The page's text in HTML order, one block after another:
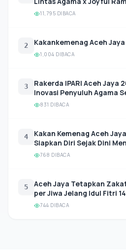
Zakat kepada Mustahik
11,795 DIBACA
2 Kakankemenag Aceh
1,004 DIBACA
3
Rakerda IPARI Aceh Jaya
Inovasi Penyuluh Agama
Perubahan Sosial dan
831 DIBACA
4
Kakan Kemenag Aceh
Siapkan Diri Sejak Dini
Depan
768 DIBACA
5
Aceh Jaya Tetapkan
per Jiwa Jelang Idul Fitri
744 DIBACA